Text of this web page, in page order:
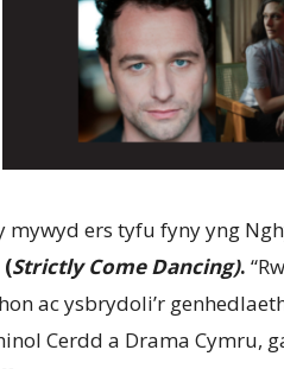
mywyd ers tyfu fyny yng
Strictly Come Dancing).
ac ysbrydoli’r
Cerdd a Drama Cymru,